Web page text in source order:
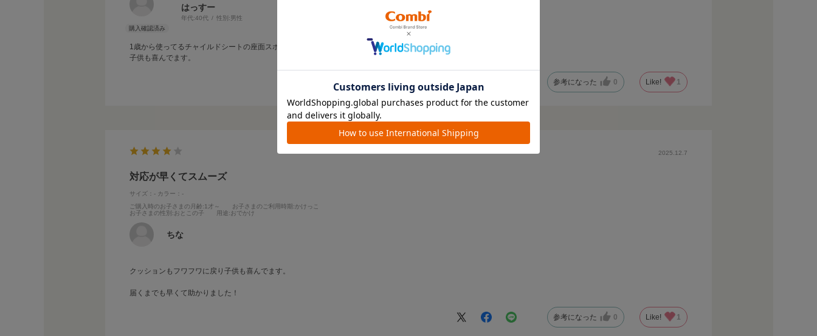
はっすー
年代:40代 性別:男性
1歳から使ってるチャイルドシートの座面スポンジがヘタってきたので交換しました。
子供も喜んでます。
参考になった 0 Like! 1
2025.12.7
対応が早くてスムーズ
サイズ：- カラー：-
ご購入時のお子さまの月齢:1才～ お子さまのご利用時期 :かけっこ
お子さまの性別 :おとこの子 用途:おでかけ
ちな
クッションもフワフワに戻り子供も喜んでます。
届くまでも早くて助かりました！
参考になった 0 Like! 1